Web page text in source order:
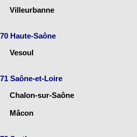
Villeurbanne
70 Haute-Saône
Vesoul
71 Saône-et-Loire
Chalon-sur-Saône
Mâcon